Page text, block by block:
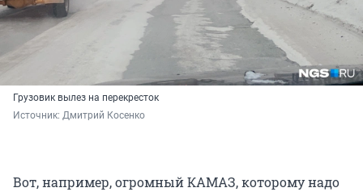
Грузовик вылез на перекресток
Источник: Дмитрий Косенко
Вот, например, огромный КАМАЗ, которому надо